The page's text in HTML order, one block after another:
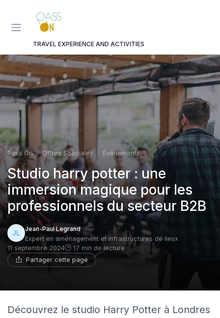
TRAVEL EXPERIENCE AND ACTIVITIES
Pass On Offres Spéciales Événements
Studio harry potter : une
immersion magique pour les
professionnels du secteur B2B
Jean-Paul Legrand
Expert en aménagement et infrastructures de lieux
11 septembre 2024
17 min de lecture
Partager cette page
Découvrez le studio Harry Potter à Londres